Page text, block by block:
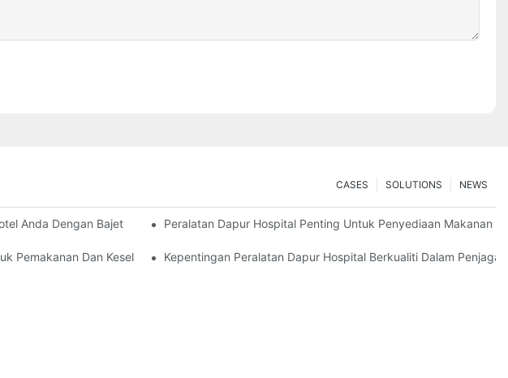
NEWS
SOLUTIONS
CASES
Anda Dengan Bajet Peralatan Dapur Hospital Penting Untuk Penyediaan Makanan
Pemakanan Dan KeselamatanKepentingan Peralatan Dapur Hospital Berkualiti Dalam